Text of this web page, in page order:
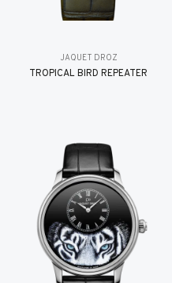
JAQUET DROZ
TROPICAL BIRD REPEATER